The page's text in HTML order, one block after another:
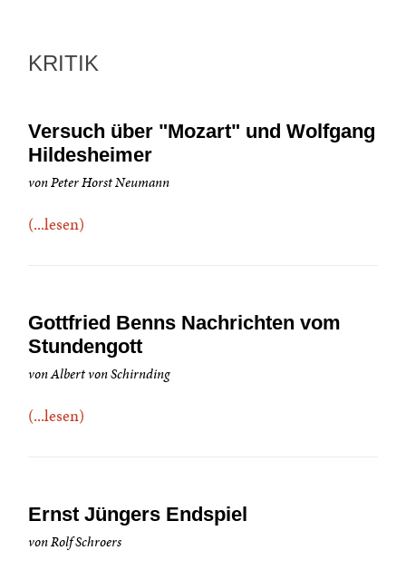
KRITIK
Versuch über "Mozart" und Wolfgang
Hildesheimer
von Peter Horst Neumann
(...lesen)
Gottfried Benns Nachrichten vom
Stundengott
von Albert von Schirnding
(...lesen)
Ernst Jüngers Endspiel
von Rolf Schroers